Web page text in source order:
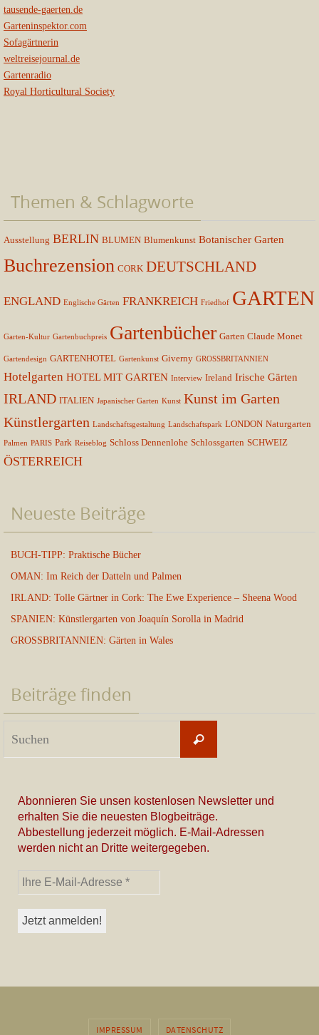
tausende-gaerten.de
Garteninspektor.com
Sofagärtnerin
weltreisejournal.de
Gartenradio
Royal Horticultural Society
Themen & Schlagworte
Ausstellung BERLIN BLUMEN Blumenkunst Botanischer Garten
Buchrezension CORK DEUTSCHLAND
ENGLAND Englische Gärten FRANKREICH Friedhof GARTEN
Garten-Kultur Gartenbuchpreis Gartenbücher Garten Claude Monet
Gartendesign GARTENHOTEL Gartenkunst Giverny GROSSBRITANNIEN
Hotelgarten HOTEL MIT GARTEN Interview Ireland Irische Gärten
IRLAND ITALIEN Japanischer Garten Kunst Kunst im Garten
Künstlergarten Landschaftsgestaltung Landschaftspark LONDON Naturgarten
Palmen PARIS Park Reiseblog Schloss Dennenlohe Schlossgarten SCHWEIZ
ÖSTERREICH
Neueste Beiträge
BUCH-TIPP: Praktische Bücher
OMAN: Im Reich der Datteln und Palmen
IRLAND: Tolle Gärtner in Cork: The Ewe Experience – Sheena Wood
SPANIEN: Künstlergarten von Joaquín Sorolla in Madrid
GROSSBRITANNIEN: Gärten in Wales
Beiträge finden
Suchen
Abonnieren Sie unsen kostenlosen Newsletter und
erhalten Sie die neuesten Blogbeiträge.
Abbestellung jederzeit möglich. E-Mail-Adressen
werden nicht an Dritte weitergegeben.
IMPRESSUM DATENSCHUTZ